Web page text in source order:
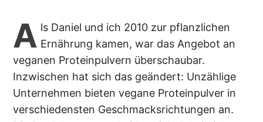
A ls Daniel und ich 2010 zur pflanzlichen
Ernährung kamen, war das Angebot an
veganen Proteinpulvern überschaubar.
Inzwischen hat sich das geändert: Unzählige
Unternehmen bieten vegane Proteinpulver in
verschiedensten Geschmacksrichtungen an.